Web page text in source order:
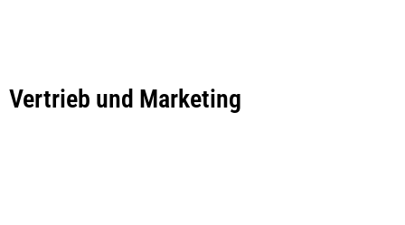
Vertrieb und Marketing